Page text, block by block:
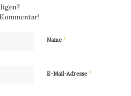
Name*
E-Mail-Adresse*